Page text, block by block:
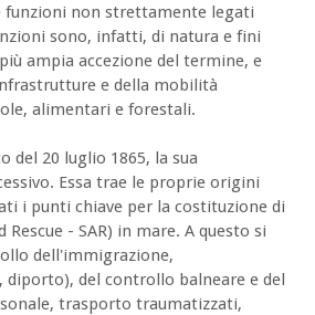
funzioni non strettamente legati
sono, infatti, di natura e fini
ampia accezione del termine, e
e della mobilità
alimentari e forestali.
del 20 luglio 1865, la sua
Essa trae le proprie origini
i punti chiave per la costituzione di
- SAR) in mare. A questo si
dell'immigrazione,
del controllo balneare e del
trasporto traumatizzati,